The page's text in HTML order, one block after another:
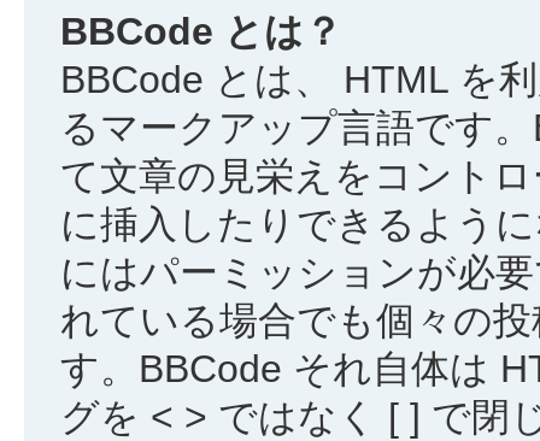
BBCode とは？
BBCode とは、 HTML を
るマークアップ言語です
て文章の見栄えをコント
に挿入したりできるよう
にはパーミッションが必
れている場合でも個々の
す。BBCode それ自体は
グを < > ではなく [ ] で閉